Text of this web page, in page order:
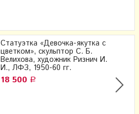
Статуэтка «Девочка-якутка с
цветком», скульптор С. Б.
Велихова, художник Ризнич И.
И., ЛФЗ, 1950-60 гг.
18 500 Р